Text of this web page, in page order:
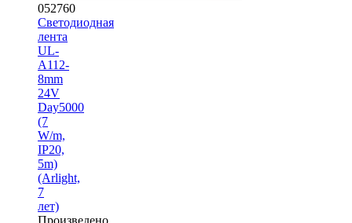
052760
Светодиодная
лента
UL-
A112-
8mm
24V
Day5000
(7
W/m,
IP20,
5m)
(Arlight,
7
лет)
Произведено